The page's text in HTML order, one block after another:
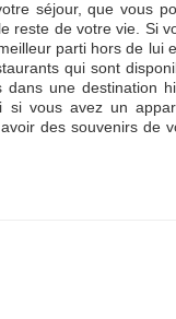
séjour, que vous
reste de votre vie. Si
parti hors de lui
qui sont
une destination
si vous avez un
des souvenirs de